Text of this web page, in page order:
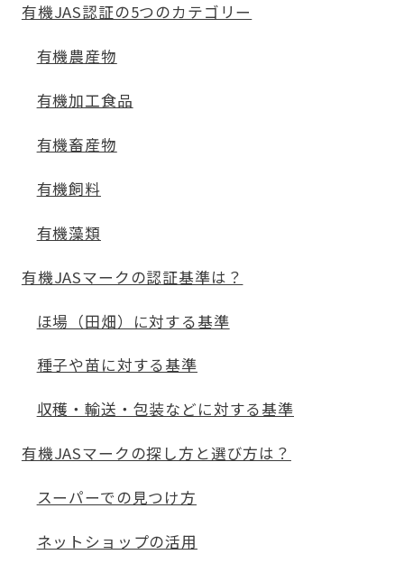
有機JAS認証の5つのカテゴリー
有機農産物
有機加工食品
有機畜産物
有機飼料
有機藻類
有機JASマークの認証基準は？
ほ場（田畑）に対する基準
種子や苗に対する基準
収穫・輸送・包装などに対する基準
有機JASマークの探し方と選び方は？
スーパーでの見つけ方
ネットショップの活用